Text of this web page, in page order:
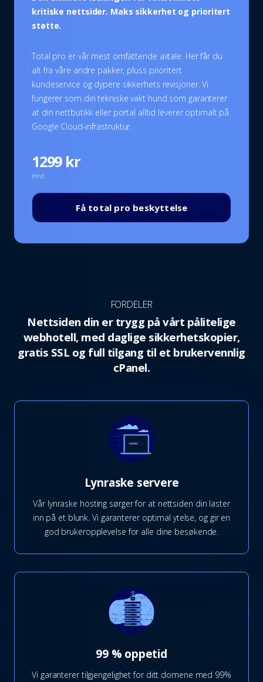
kritiske nettsider. Maks sikkerhet og prioritert
støtte.
Total pro er vår mest omfattende avtale. Her får du
alt fra våre andre pakker, pluss prioritert
kundeservice og dypere sikkerhets revisjoner. Vi
fungerer som din tekniske vakt hund som garanterer
at din nettbutikk eller portal alltid leverer optimalt på
Google Cloud-infrastruktur.
1299 kr
mnd
Få total pro beskyttelse
FORDELER
Nettsiden din er trygg på vårt pålitelige
webhotell, med daglige sikkerhetskopier,
gratis SSL og full tilgang til et brukervennlig
cPanel.
Lynraske servere
Vår lynraske hosting sørger for at nettsiden din laster
inn på et blunk. Vi garanterer optimal ytelse, og gir en
god brukeropplevelse for alle dine besøkende.
99 % oppetid
Vi garanterer tilgjengelighet for ditt domene med 99%